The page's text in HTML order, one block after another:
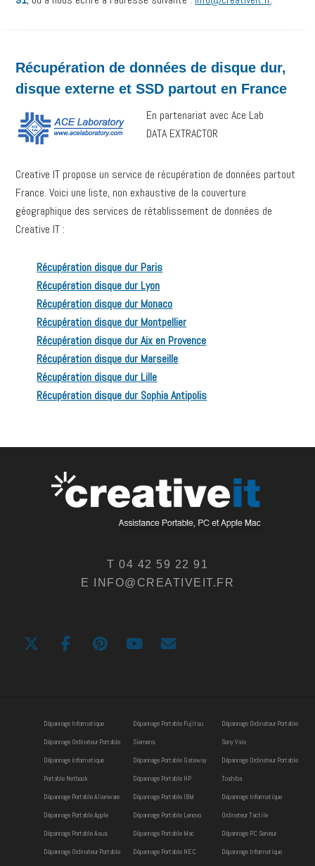
Récupération de données de disque dur,
disque externe et SSD partout en France
En partenariat avec Ace Lab
DATA EXTRACTOR
Creative IT propose un service de récupération de données partout
France. Voici une liste, non exhaustive de la couverture
géographique des services de rétablissement de données de
Creative IT :
Récupération disque dur Paris
Récupération disque dur Lyon
Récupération disque dur Monaco
Récupération disque dur Montpellier
Récupération disque dur Aix en Provence
Récupération disque dur Marseille
Récupération disque dur Lille
Récupération disque dur Sophia Antipolis
T 04 42 59 22 91
E INFO@CREATIVEIT.FR
Dépannage Informatique
Dépannage Ordinateur Portable
Dépannage Informatique
Portable Netbook
Dépannage Portable Alienware
Dépannage Portable Apple
Dépannage Portable Asus
Dépannage Ordinateur Portable
Dépannage Portable Fujitsu
Siemens
Dépannage Portable Gateway
Dépannage Portable HP
Dépannage Portable IBM
Dépannage Portable Lenovo
Dépannage Portable Mac
Dépannage Portable NEC
Dépannage Ordinateur Portable
Sony Vaio
Dépannage Ordinateur Portable
Toshiba
Dépannage Informatique
Ordinateur Tactile
Dépannage PC Serveur
Dépannage Informatique